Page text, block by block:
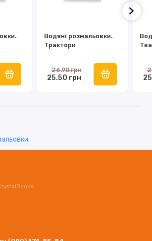
Водяні розмальовки.
Трактори
25.50 грн
26.90 грн